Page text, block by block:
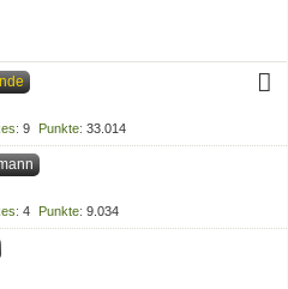
9 Punkte 33.014
4 Punkte 9.034